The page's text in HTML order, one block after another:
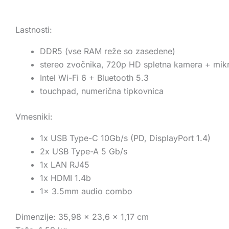
Lastnosti:
DDR5 (vse RAM reže so zasedene)
stereo zvočnika, 720p HD spletna kamera +
Intel Wi-Fi 6 + Bluetooth 5.3
touchpad, numerična tipkovnica
Vmesniki:
1x USB Type-C 10Gb/s (PD, DisplayPort 1.4)
2x USB Type-A 5 Gb/s
1x LAN RJ45
1x HDMI 1.4b
1x 3.5mm audio combo
Dimenzije: 35,98 × 23,6 × 1,17 cm